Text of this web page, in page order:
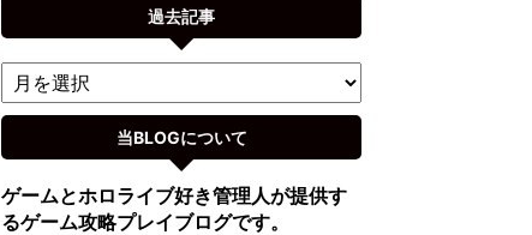
過去記事
当BLOGについて
ゲームとホロライブ好き管理人が提供す
るゲーム攻略プレイブログです。